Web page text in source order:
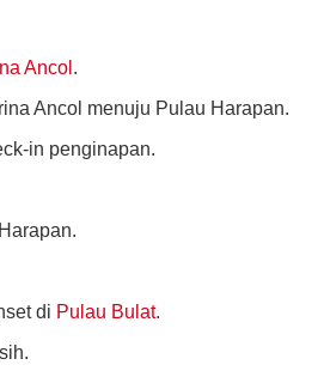
Ancol .
Ancol menuju Pulau Harapan.
in penginapan.
di Pulau Bulat.